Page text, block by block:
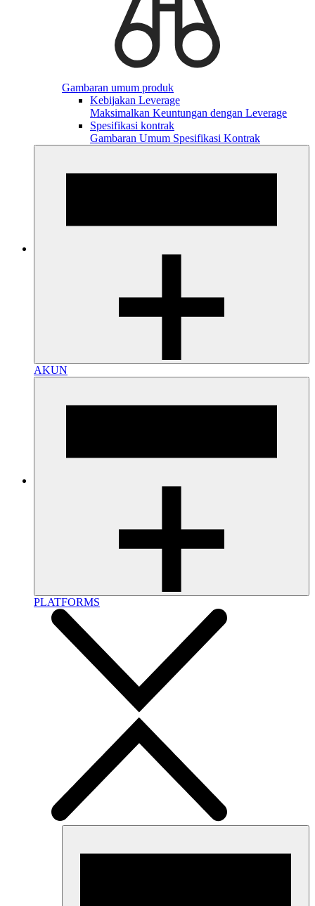
Gambaran umum produk
Kebijakan Leverage
Maksimalkan Keuntungan dengan Leverage
Spesifikasi kontrak
Gambaran Umum Spesifikasi Kontrak
AKUN
PLATFORMS